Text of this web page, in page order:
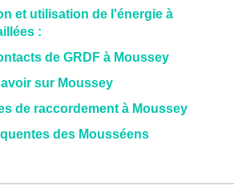
et utilisation de l'énergie à
:
de GRDF à Moussey
sur Moussey
de raccordement à Moussey
des Mousséens